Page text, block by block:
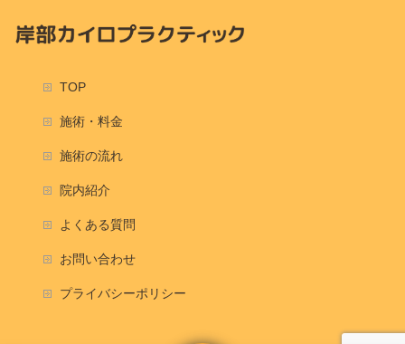
TOP
施術・料金
施術の流れ
院内紹介
よくある質問
お問い合わせ
プライバシーポリシー